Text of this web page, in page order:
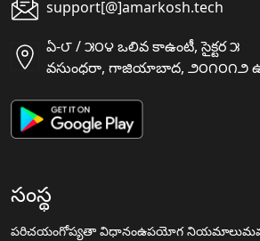
support[@]amarkosh.tech
ఏ-౮ / ౫౦౪ ఒలివ కాఉంటీ, సైక్టర ౫
వసుంధరా, గాజియాబాద, ౨౦౧౦౧౨
సంస్థ
పరిచయంగోప్యతా విధానంఉపయోగ నియమాలు